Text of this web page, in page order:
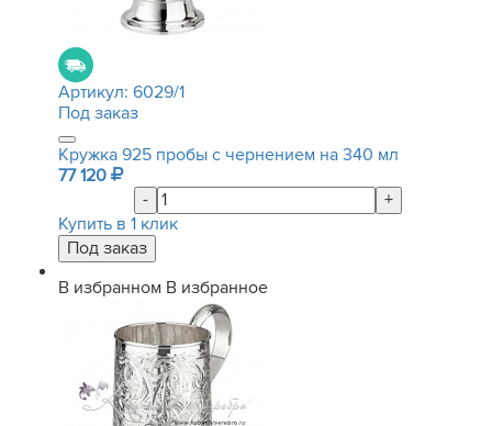
Артикул: 6029/1
Под заказ
Кружка 925 пробы с чернением на 340 мл
77 120
-
+
Купить в 1 клик
В избранном В избранное